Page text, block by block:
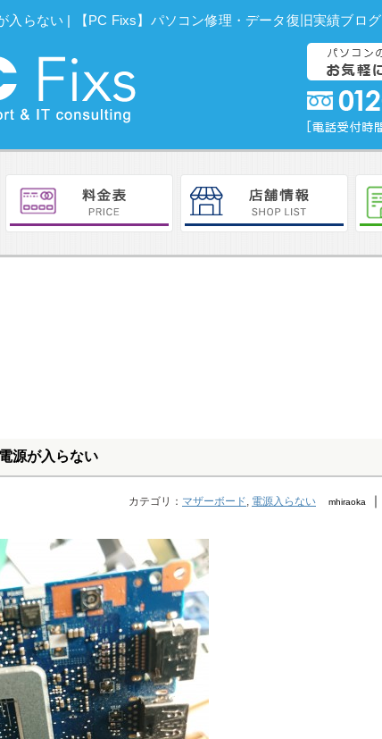
らない | 【PC Fixs】パソコン修理・データ復旧実績ブログ
源が入らない
カテゴリ： マザーボード, 電源入らない mhiraoka ｜